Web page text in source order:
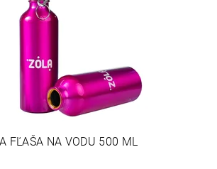
FĽAŠA NA VODU 500 ML